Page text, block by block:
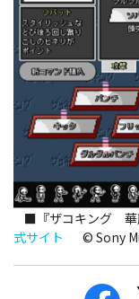
■『ザコキング 華
式サイト © Sony